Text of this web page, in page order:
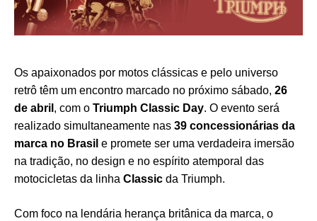
Os apaixonados por motos clássicas e pelo universo
retrô têm um encontro marcado no próximo sábado, 26
de abril , com o Triumph Classic Day. O evento será
realizado simultaneamente nas 39 concessionárias da
marca no Brasil e promete ser uma verdadeira imersão
na tradição, no design e no espírito atemporal das
motocicletas da linha Classic da Triumph.
Com foco na lendária herança britânica da marca, o